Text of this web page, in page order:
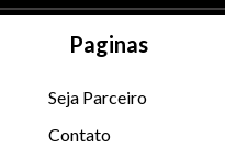
Paginas
Seja Parceiro
Contato